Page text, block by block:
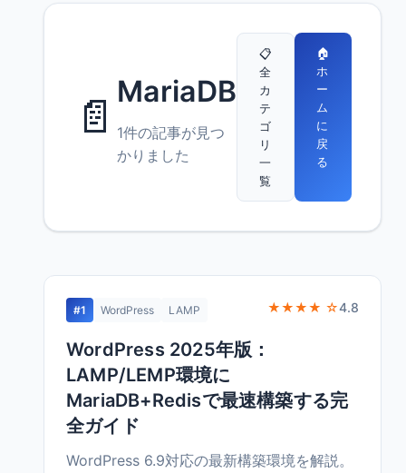
📄 MariaDB
1件の記事が見つ
かりました
📋
全
カ
テ
ゴ
リ
一
覧
🏠
ホ
ー
ム
に
戻
る
#1 WordPress LAMP ★★★★ ☆4.8
WordPress 2025年版：
LAMP/LEMP環境に
MariaDB+Redisで最速構築する完
全ガイド
WordPress 6.9対応の最新構築環境を解説。